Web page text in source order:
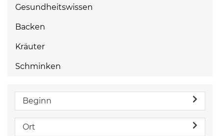
Gesundheitswissen
Backen
Kräuter
Schminken
Beginn
Ort